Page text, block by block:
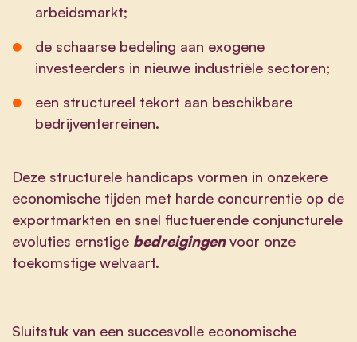
arbeidsmarkt;
de schaarse bedeling aan exogene
investeerders in nieuwe industriële sectoren;
een structureel tekort aan beschikbare
bedrijventerreinen.
Deze structurele handicaps vormen in onzekere
economische tijden met harde concurrentie op de
exportmarkten en snel fluctuerende conjuncturele
evoluties ernstige bedreigingenvoor onze
toekomstige welvaart.
Sluitstuk van een succesvolle economische